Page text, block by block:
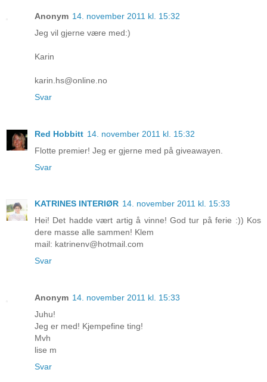
Anonym 14. november 2011 kl. 15:32
Jeg vil gjerne være med:)
Karin
karin.hs@online.no
Svar
Red Hobbitt 14. november 2011 kl. 15:32
Flotte premier! Jeg er gjerne med på giveawayen.
Svar
KATRINES INTERIØR 14. november 2011 kl. 15:33
Hei! Det hadde vært artig å vinne! God tur på ferie :)) Kos
dere masse alle sammen! Klem
mail: katrinenv@hotmail.com
Svar
Anonym 14. november 2011 kl. 15:33
Juhu!
Jeg er med! Kjempefine ting!
Mvh
lise m
Svar